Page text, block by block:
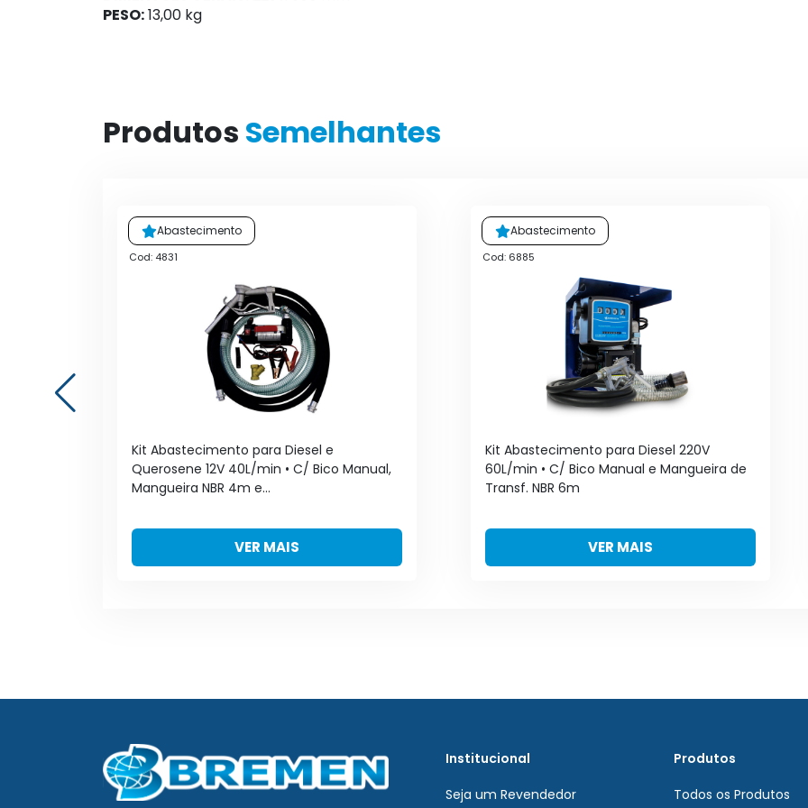
PESO:13,00 kg
Produtos Semelhantes
Abastecimento
Cod: 4831
Kit Abastecimento para Diesel e
Querosene 12V 40L/min • C/ Bico Manual,
Mangueira NBR 4m e...
VER MAIS
Abastecimento
Cod: 6885
Kit Abastecimento para Diesel 220V
60L/min • C/ Bico Manual e Mangueira de
Transf. NBR 6m
VER MAIS
Institucional
Seja um Revendedor
Produtos
Todos os Produtos